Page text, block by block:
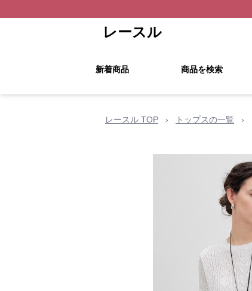
レースル
新着商品 商品を検索
レースル TOP › トップスの一覧 ›